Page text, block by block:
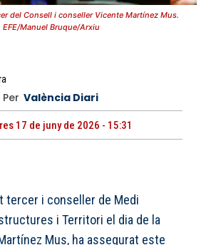
del Consell i conseller Vicente Martínez Mus.
EFE/Manuel Bruque/Arxiu
Per València Diari
17 de juny de 2026 - 15:31
tercer i conseller de Medi
i Territori el dia de la
Mus, ha assegurat este